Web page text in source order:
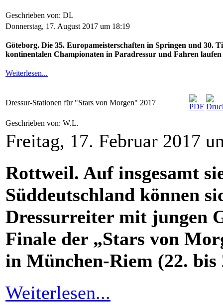
Geschrieben von: DL
Donnerstag, 17. August 2017 um 18:19
Göteborg. Die 35. Europameisterschaften in Springen und 30.
kontinentalen Championaten in Paradressur und Fahren
Weiterlesen...
Dressur-Stationen für "Stars von Morgen" 2017
Geschrieben von: W.L.
Freitag, 17. Februar 2017
Rottweil. Auf insgesamt
Süddeutschland können
Dressurreiter mit jungen
Finale der „Stars von
in München-Riem (22.
Weiterlesen...